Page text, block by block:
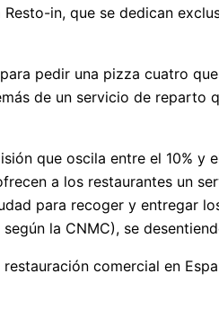
in, que se dedican
pedir una pizza cuatro
de un servicio de reparto
que oscila entre el 10%
a los restaurantes un
para recoger y entregar
la CNMC), se
comercial en